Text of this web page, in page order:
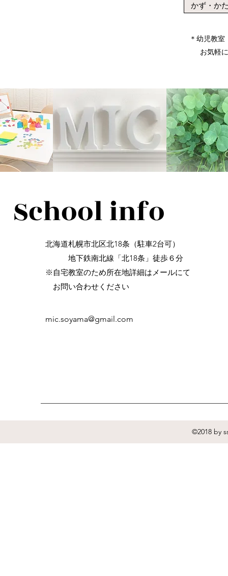
＊幼児教
お気軽
かず・か
​School info
北海道札幌市北区北18条（駐車2台可）
​ 地下鉄南北線「北18条」徒歩６分
※自宅教室のため所在地詳細はメールにて
お問い合わせください
mic.soyama@gmail.com
©2018 by